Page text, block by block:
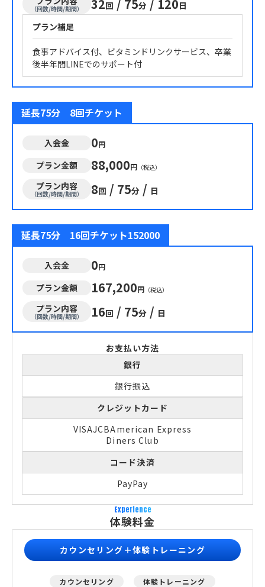
（回数/時間/期間） 32回 / 75分 / 120日
プラン補足
食事アドバイス付、ビタミンドリンクサービス、卒業
後半年間LINEでのサポート付
延長75分 8回チケット
入会金 0円
プラン金額 88,000円 （税込）
プラン内容
（回数/時間/期間） 8回 / 75分 / 日
延長75分 16回チケット152000
入会金 0円
プラン金額 167,200円 （税込）
プラン内容
（回数/時間/期間） 16回 / 75分 / 日
お支払い方法
銀行
銀行振込
クレジットカード
VISAJCBAmerican Express
Diners Club
コード決済
PayPay
Experience
体験料金
カウンセリング＋体験トレーニング
カウンセリング 体験トレーニング